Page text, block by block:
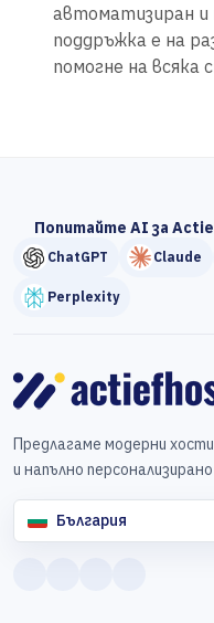
автоматизиран и
поддръжка е на
помогне на всяка
Попитайте AI за
ChatGPT Claude
Perplexity
Предлагаме модерни
и напълно
България